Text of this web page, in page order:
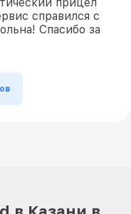
справился с
Спасибо за